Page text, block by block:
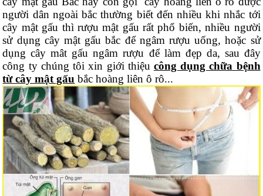
người dân ngoài bắc thường biết đến nhiều khi nhắc tới
cây mật gấu thì rượu mật gấu rất phổ biến, nhiều người
sử dụng cây mật gấu bắc để ngâm rượu uống, hoặc sử
dụng cây mât gấu ngâm rượu để làm đẹp da, sau đây
công ty chúng tôi xin giới thiệu công dụng chữa bệnh
từ cây mật gấu bắc hoàng liên ô rô...